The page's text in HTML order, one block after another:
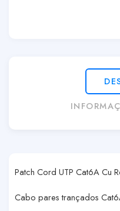
Patch Cord UTP Cat6A Cu
Cabo pares trançados